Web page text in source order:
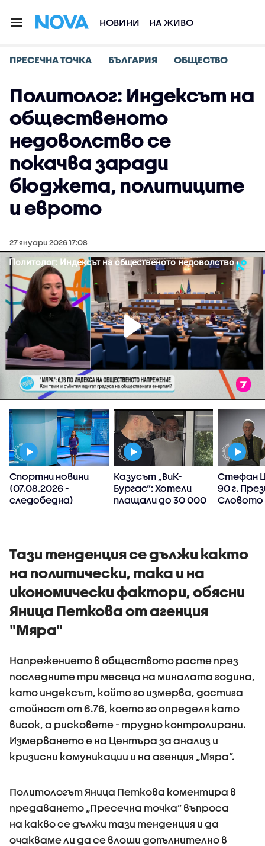
НОВИНИ НА ЖИВО
ПРЕСЕЧНА ТОЧКА БЪЛГАРИЯ ОБЩЕСТВО
Политолог: Индексът на
общественото
недоволство се
покачва заради
бюджета, политиците
и еврото
27 януари 2026 17:08
Спортни новини
(07.08.2026 -
следобедна)
Казусът „ВиК-
Бургас“: Хотели
плащали до 30 000
манипулиране на
Стефан
90 г.
Словото
търсим
Тази тенденция се дължи както
на политически, така и на
икономически фактори, обясни
Яница Петкова от агенция
"Мяра"
Напрежението в обществото расте през
последните три месеца на миналата година,
като индексът, който го измерва, достига
стойност от 6.76, което го определя като
висок, а рисковете - трудно контролирани.
Измерването е на Центъра за анализ и
кризисни комуникации и на агенция „Мяра”.
Политологът Яница Петкова коментира в
предаването „Пресечна точка” въпроса
на какво се дължи тази тенденция и да
очакваме ли да се влоши допълнително в